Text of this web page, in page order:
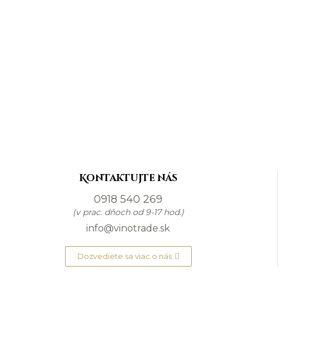
Kontaktujte nás
0918 540 269
(v prac. dňoch od 9-17 hod.)
info@vinotrade.sk
Dozvediete sa viac o nás